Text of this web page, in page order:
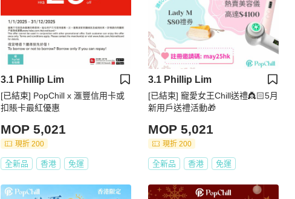
3.1 Phillip Lim
[已結束] PopChill x 滙豐信用卡或
扣賬卡最紅優惠
MOP 5,021
現折 200
全新品 香港 免運
3.1 Phillip Lim
[已結束] 寵愛女王Chill送禮👸🏻5月
新用戶送禮活動🎁
MOP 5,021
現折 200
全新品 香港 免運